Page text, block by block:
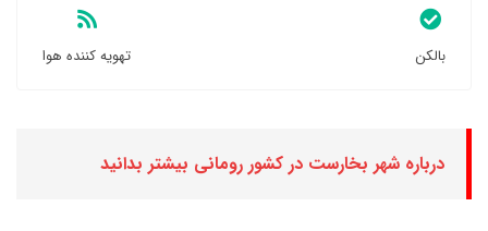
بالکن تهویه کننده هوا
درباره شهر بخارست در کشور رومانی بیشتر بدانید